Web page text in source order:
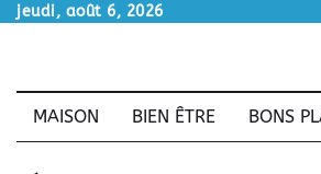
Skipjeudi, août 6, 2026
MAISON
BIEN ÊTRE BONS